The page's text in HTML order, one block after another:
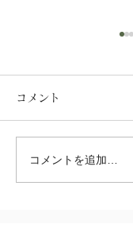
【岡山県】LP
コメント
コメントを追加…